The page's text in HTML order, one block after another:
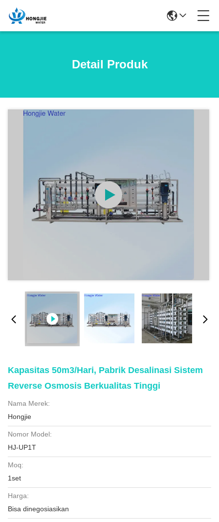
Detail Produk
Kapasitas 50m3/hari, Pabrik Desalinasi Sistem
Reverse Osmosis Berkualitas Tinggi
Nama Merek:
Hongjie
Nomor Model:
HJ-UP1T
Moq:
1set
Harga:
Bisa dinegosiasikan